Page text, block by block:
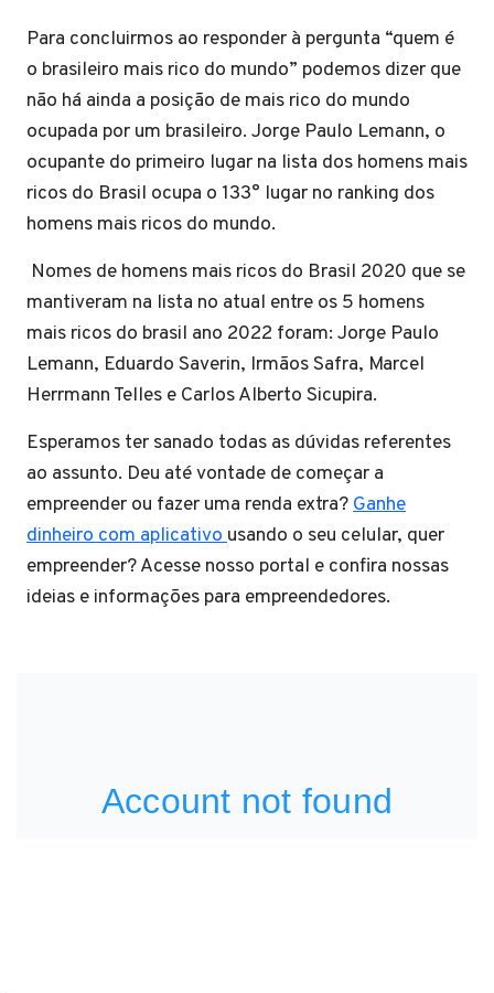
Para concluirmos ao responder à pergunta “quem é
o brasileiro mais rico do mundo” podemos dizer que
não há ainda a posição de mais rico do mundo
ocupada por um brasileiro. Jorge Paulo Lemann, o
ocupante do primeiro lugar na lista dos homens mais
ricos do Brasil ocupa o 133° lugar no ranking dos
homens mais ricos do mundo.
Nomes de homens mais ricos do Brasil 2020 que se
mantiveram na lista no atual entre os 5 homens
mais ricos do brasil ano 2022 foram: Jorge Paulo
Lemann, Eduardo Saverin, Irmãos Safra, Marcel
Herrmann Telles e Carlos Alberto Sicupira.
Esperamos ter sanado todas as dúvidas referentes
ao assunto. Deu até vontade de começar a
empreender ou fazer uma renda extra?Ganhe
dinheiro com aplicativousando o seu celular, quer
empreender? Acesse nosso portal e confira nossas
ideias e informações para empreendedores.